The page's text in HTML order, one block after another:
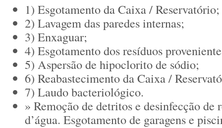
1) Esgotamento da Caixa / Reservatório;
2) Lavagem das paredes internas;
3) Enxaguar;
4) Esgotamento dos resíduos
5) Aspersão de hipoclorito de sódio;
6) Reabastecimento da Caixa /
7) Laudo bacteriológico.
» Remoção de detritos e desinfecção de
d’água. Esgotamento de garagens e